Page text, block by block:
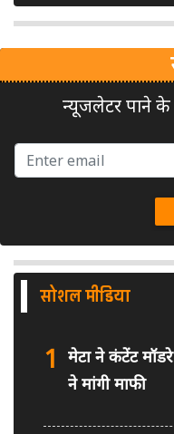
न्यूजलेटर पाने के
सोशल मीडिया
1
मेटा ने कंटेंट
ने मांगी माफी